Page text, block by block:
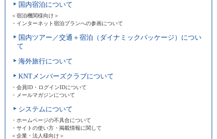
国内宿泊について
＜宿泊機関様向け＞
・インターネット宿泊プランへの参画について
国内ツアー／交通＋宿泊（ダイナミックパッケージ）につい
て
海外旅行について
KNTメンバーズクラブについて
・会員ID・ログインIDについて
・メールマガジンについて
システムについて
・ホームページの不具合について
・サイトの使い方・掲載情報に関して
＜企業・法人様向け＞